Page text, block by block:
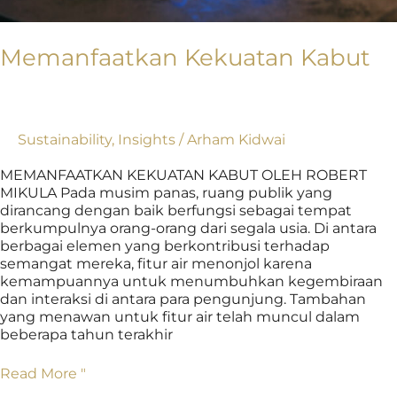
Memanfaatkan Kekuatan Kabut
Sustainability, Insights /Arham Kidwai
MEMANFAATKAN KEKUATAN KABUT OLEH ROBERT
MIKULA Pada musim panas, ruang publik yang
dirancang dengan baik berfungsi sebagai tempat
berkumpulnya orang-orang dari segala usia. Di antara
berbagai elemen yang berkontribusi terhadap
semangat mereka, fitur air menonjol karena
kemampuannya untuk menumbuhkan kegembiraan
dan interaksi di antara para pengunjung. Tambahan
yang menawan untuk fitur air telah muncul dalam
beberapa tahun terakhir
Read More "